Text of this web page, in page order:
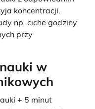
koncentracji.
np. ciche godziny
przy
w
+ 5 minut